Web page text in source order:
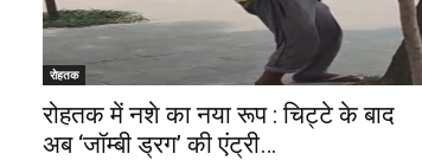
रोहतक
रोहतक में नशे का नया रूप : चिट्टे के बाद
अब ‘जॉम्बी ड्रग’ की एंट्री…